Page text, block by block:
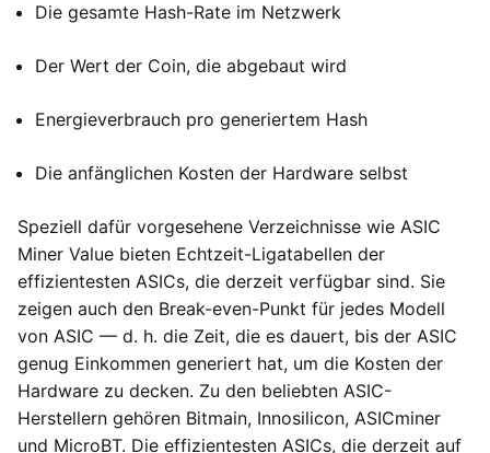
Die gesamte Hash-Rate im Netzwerk
Der Wert der Coin, die abgebaut wird
Energieverbrauch pro generiertem Hash
Die anfänglichen Kosten der Hardware selbst
Speziell dafür vorgesehene Verzeichnisse wie ASIC
Miner Value bieten Echtzeit-Ligatabellen der
effizientesten ASICs, die derzeit verfügbar sind. Sie
zeigen auch den Break-even-Punkt für jedes Modell
von ASIC — d. h. die Zeit, die es dauert, bis der ASIC
genug Einkommen generiert hat, um die Kosten der
Hardware zu decken. Zu den beliebten ASIC-
Herstellern gehören Bitmain, Innosilicon, ASICminer
und MicroBT. Die effizientesten ASICs, die derzeit auf